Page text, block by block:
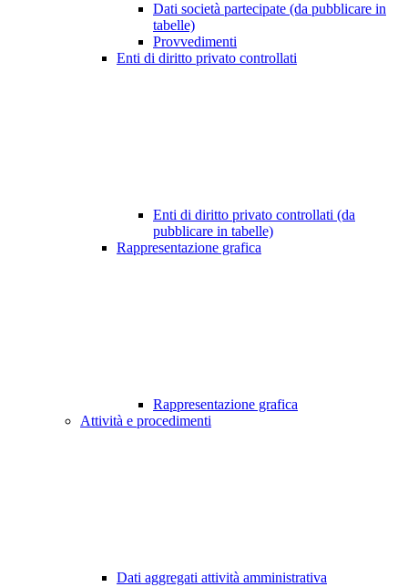
Dati società partecipate (da pubblicare in
tabelle)
Provvedimenti
Enti di diritto privato controllati
Enti di diritto privato controllati (da
pubblicare in tabelle)
Rappresentazione grafica
Rappresentazione grafica
Attività e procedimenti
Dati aggregati attività amministrativa